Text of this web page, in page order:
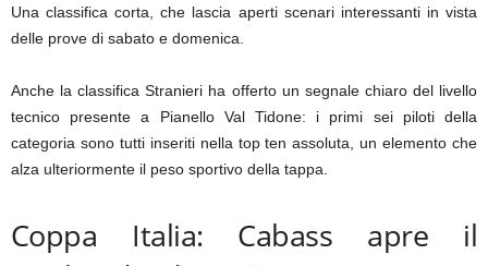
Una classifica corta, che lascia aperti scenari interessanti in vista
delle prove di sabato e domenica.
Anche la classifica Stranieri ha offerto un segnale chiaro del livello
tecnico presente a Pianello Val Tidone: i primi sei piloti della
categoria sono tutti inseriti nella top ten assoluta, un elemento che
alza ulteriormente il peso sportivo della tappa.
Coppa Italia: Cabass apre il